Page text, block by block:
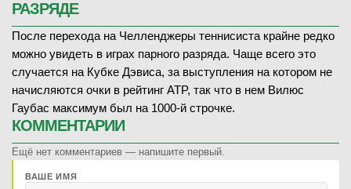
РАЗРЯДЕ
После перехода на Челленджеры теннисиста крайне редко
можно увидеть в играх парного разряда. Чаще всего это
случается на Кубке Дэвиса, за выступления на котором не
начисляются очки в рейтинг ATP, так что в нем Вилюс
Гаубас максимум был на 1000-й строчке.
КОММЕНТАРИИ
Ещё нет комментариев — напишите первый.
ВАШЕ ИМЯ